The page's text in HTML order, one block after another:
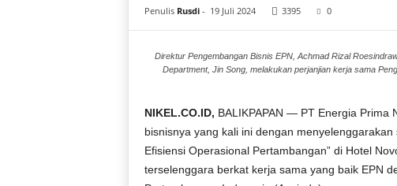
Penulis Rusdi- 19 Juli 2024 3395 0
Direktur Pengembangan Bisnis EPN, Achmad Rizal
Department, Jin Song, melakukan perjanjian kerja sama
NIKEL.CO.ID, BALIKPAPAN — PT Energia Prima
bisnisnya yang kali ini dengan
Efisiensi Operasional Pertambangan” di Hotel
terselenggara berkat kerja sama yang baik EPN